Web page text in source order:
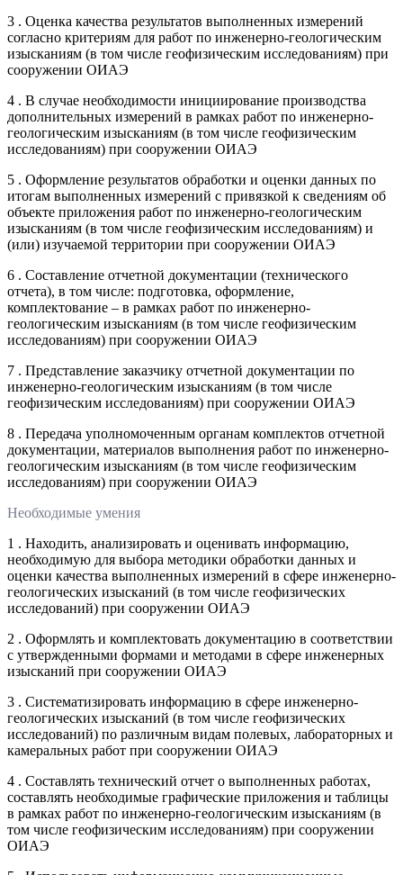
3 . Оценка качества результатов выполненных измерений
согласно критериям для работ по инженерно-геологическим
изысканиям (в том числе геофизическим исследованиям) при
сооружении ОИАЭ
4 . В случае необходимости инициирование производства
дополнительных измерений в рамках работ по инженерно-
геологическим изысканиям (в том числе геофизическим
исследованиям) при сооружении ОИАЭ
5 . Оформление результатов обработки и оценки данных по
итогам выполненных измерений с привязкой к сведениям об
объекте приложения работ по инженерно-геологическим
изысканиям (в том числе геофизическим исследованиям) и
(или) изучаемой территории при сооружении ОИАЭ
6 . Составление отчетной документации (технического
отчета), в том числе: подготовка, оформление,
комплектование – в рамках работ по инженерно-
геологическим изысканиям (в том числе геофизическим
исследованиям) при сооружении ОИАЭ
7 . Представление заказчику отчетной документации по
инженерно-геологическим изысканиям (в том числе
геофизическим исследованиям) при сооружении ОИАЭ
8 . Передача уполномоченным органам комплектов отчетной
документации, материалов выполнения работ по инженерно-
геологическим изысканиям (в том числе геофизическим
исследованиям) при сооружении ОИАЭ
Необходимые умения
1 . Находить, анализировать и оценивать информацию,
необходимую для выбора методики обработки данных и
оценки качества выполненных измерений в сфере инженерно-
геологических изысканий (в том числе геофизических
исследований) при сооружении ОИАЭ
2 . Оформлять и комплектовать документацию в соответствии
с утвержденными формами и методами в сфере инженерных
изысканий при сооружении ОИАЭ
3 . Систематизировать информацию в сфере инженерно-
геологических изысканий (в том числе геофизических
исследований) по различным видам полевых, лабораторных и
камеральных работ при сооружении ОИАЭ
4 . Составлять технический отчет о выполненных работах,
составлять необходимые графические приложения и таблицы
в рамках работ по инженерно-геологическим изысканиям (в
том числе геофизическим исследованиям) при сооружении
ОИАЭ